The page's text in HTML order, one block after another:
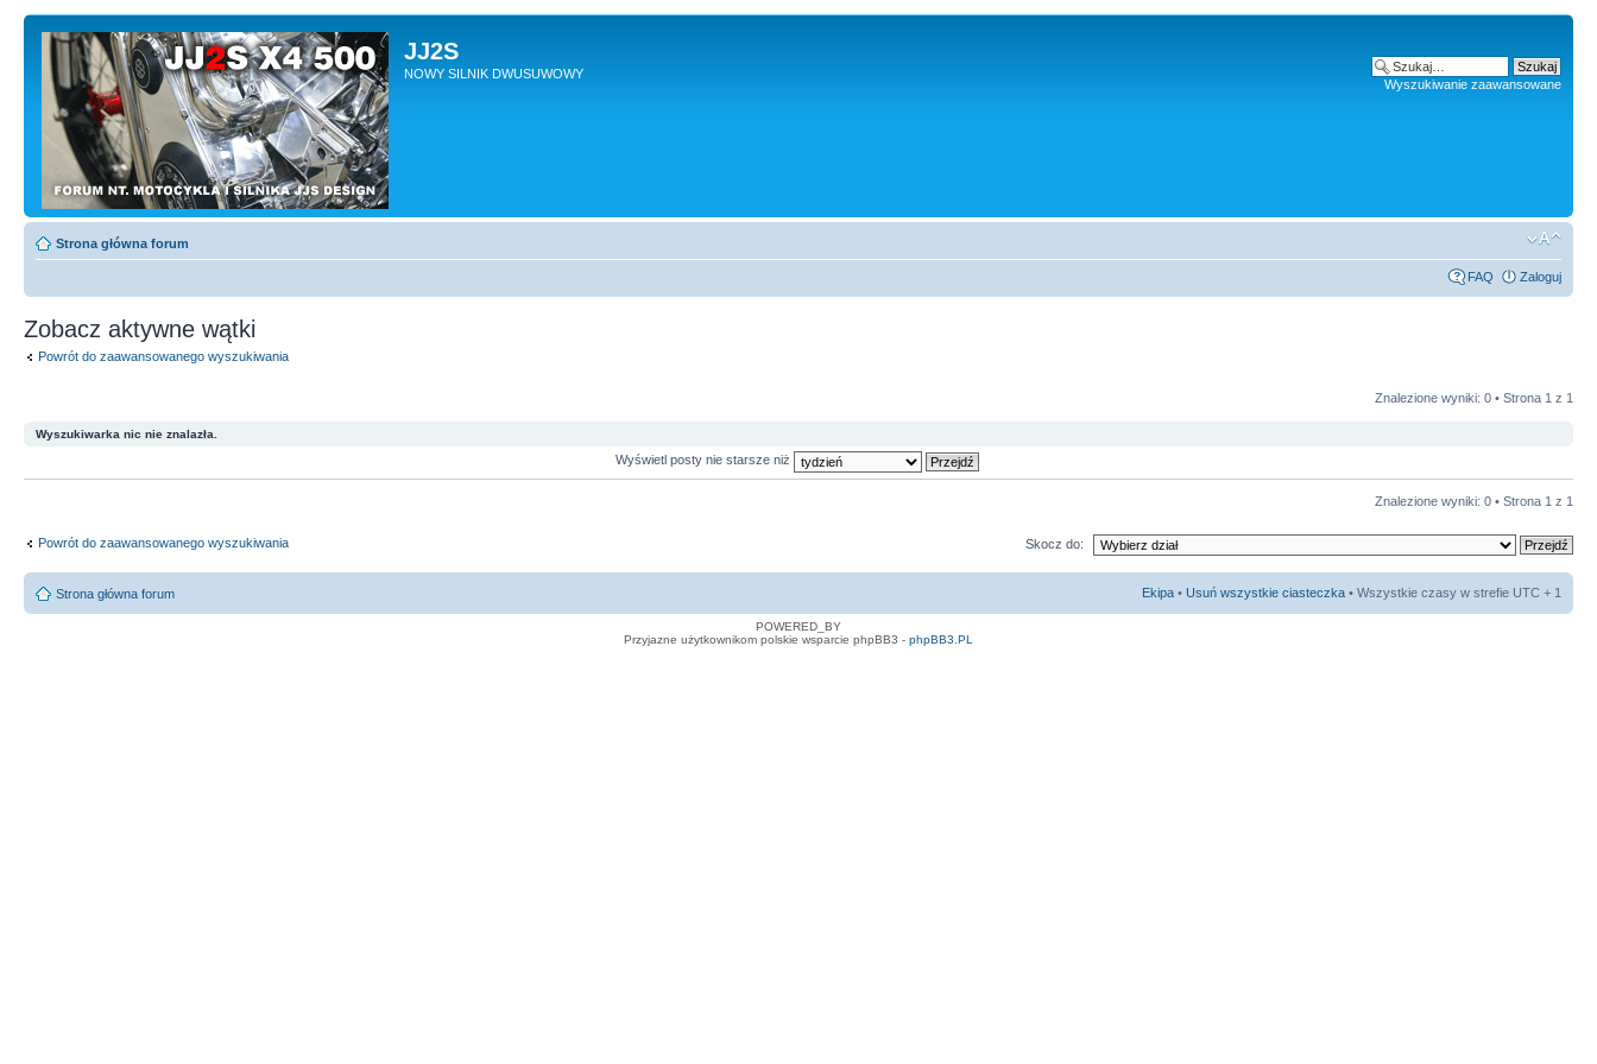
JJ2S
NOWY SILNIK DWUSUWOWY
Wyszukiwanie zaawansowane
Strona główna forum
FAQ Zaloguj
Zobacz aktywne wątki
Powrót do zaawansowanego wyszukiwania
Znalezione wyniki: 0 • Strona 1 z 1
Wyszukiwarka nic nie znalazła.
Wyświetl posty nie starsze niż
Znalezione wyniki: 0 • Strona 1 z 1
Powrót do zaawansowanego wyszukiwania Skocz do:
Strona główna forum Ekipa • Usuń wszystkie ciasteczka • Wszystkie czasy w strefie UTC + 1
POWERED_BY
Przyjazne użytkownikom polskie wsparcie phpBB3 - phpBB3.PL